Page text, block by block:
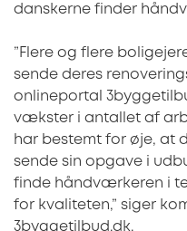
danskerne finder
”Flere og flere
sende deres
onlineportal
vækster i antallet af
har bestemt for øje, at
sende sin opgave i
finde håndværkeren i
for kvaliteten,” siger
3byggetilbud.dk.